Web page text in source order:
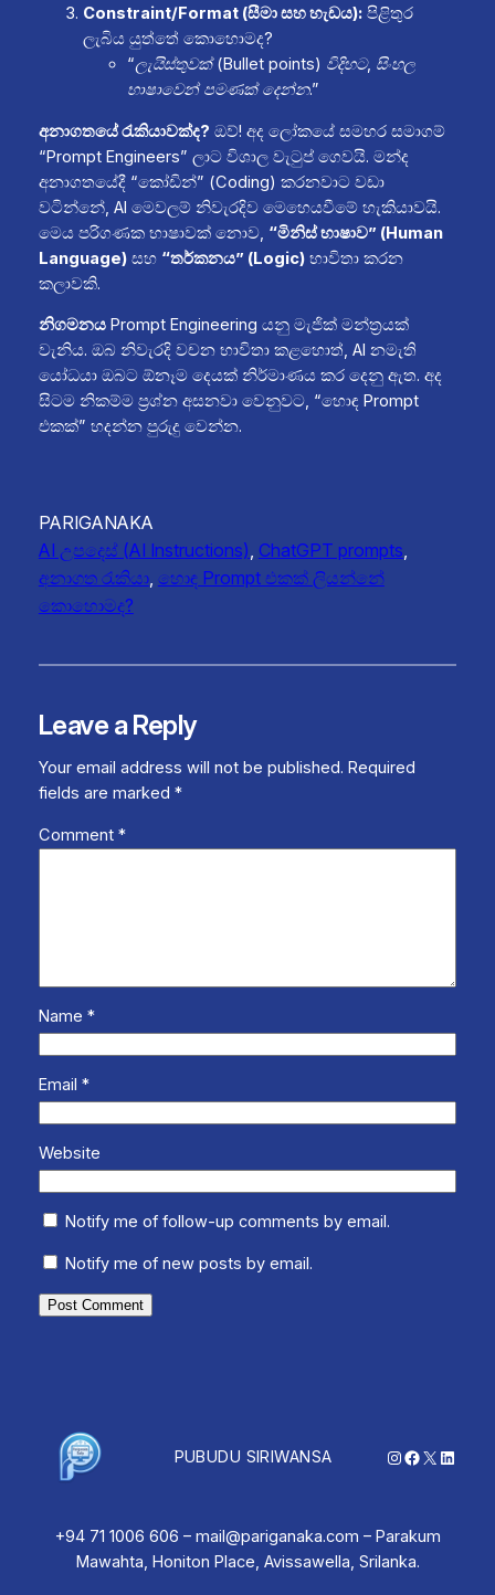
Constraint/Format (සීමා සහ හැඩය):පිළිතුර
ලැබිය යුත්තේ කොහොමද?
“ලැයිස්තුවක් (Bullet points) විදිහට, සිංහල
භාෂාවෙන් පමණක් දෙන්න.”
අනාගතයේ රැකියාවක්ද? ඔව්! අද ලෝකයේ සමහර සමාගම්
“Prompt Engineers” ලාට විශාල වැටුප් ගෙවයි. මන්ද
අනාගතයේදී “කෝඩින්” (Coding) කරනවාට වඩා
වටින්නේ, AI මෙවලම් නිවැරදිව මෙහෙයවීමේ හැකියාවයි.
මෙය පරිගණක භාෂාවක් නොව, “මිනිස් භාෂාව” (Human
Language)සහ “තර්කනය” (Logic)භාවිතා කරන
කලාවකි.
නිගමනයPrompt Engineering යනු මැජික් මන්ත්‍රයක්
වැනිය. ඔබ නිවැරදි වචන භාවිතා කළහොත්, AI නමැති
යෝධයා ඔබට ඕනෑම දෙයක් නිර්මාණය කර දෙනු ඇත. අද
සිටම නිකම්ම ප්‍රශ්න අසනවා වෙනුවට, “හොඳ Prompt
එකක්” හදන්න පුරුදු වෙන්න.
PARIGANAKA
AI උපදෙස් (AI Instructions) ChatGPT prompts
අනාගත රැකියා, හොඳ Prompt එකක් ලියන්නේ
කොහොමද?
Leave a Reply
Your email address will not be published. Required
fields are marked *
Comment *
Name *
Email *
Website
Notify me of follow-up comments by email.
Notify me of new posts by email.
PUBUDU SIRIWANSA Instagram
Facebook
X
+94 71 1006 606 – mail@pariganaka.com – Parakum
Mawahta, Honiton Place, Avissawella, Srilanka.